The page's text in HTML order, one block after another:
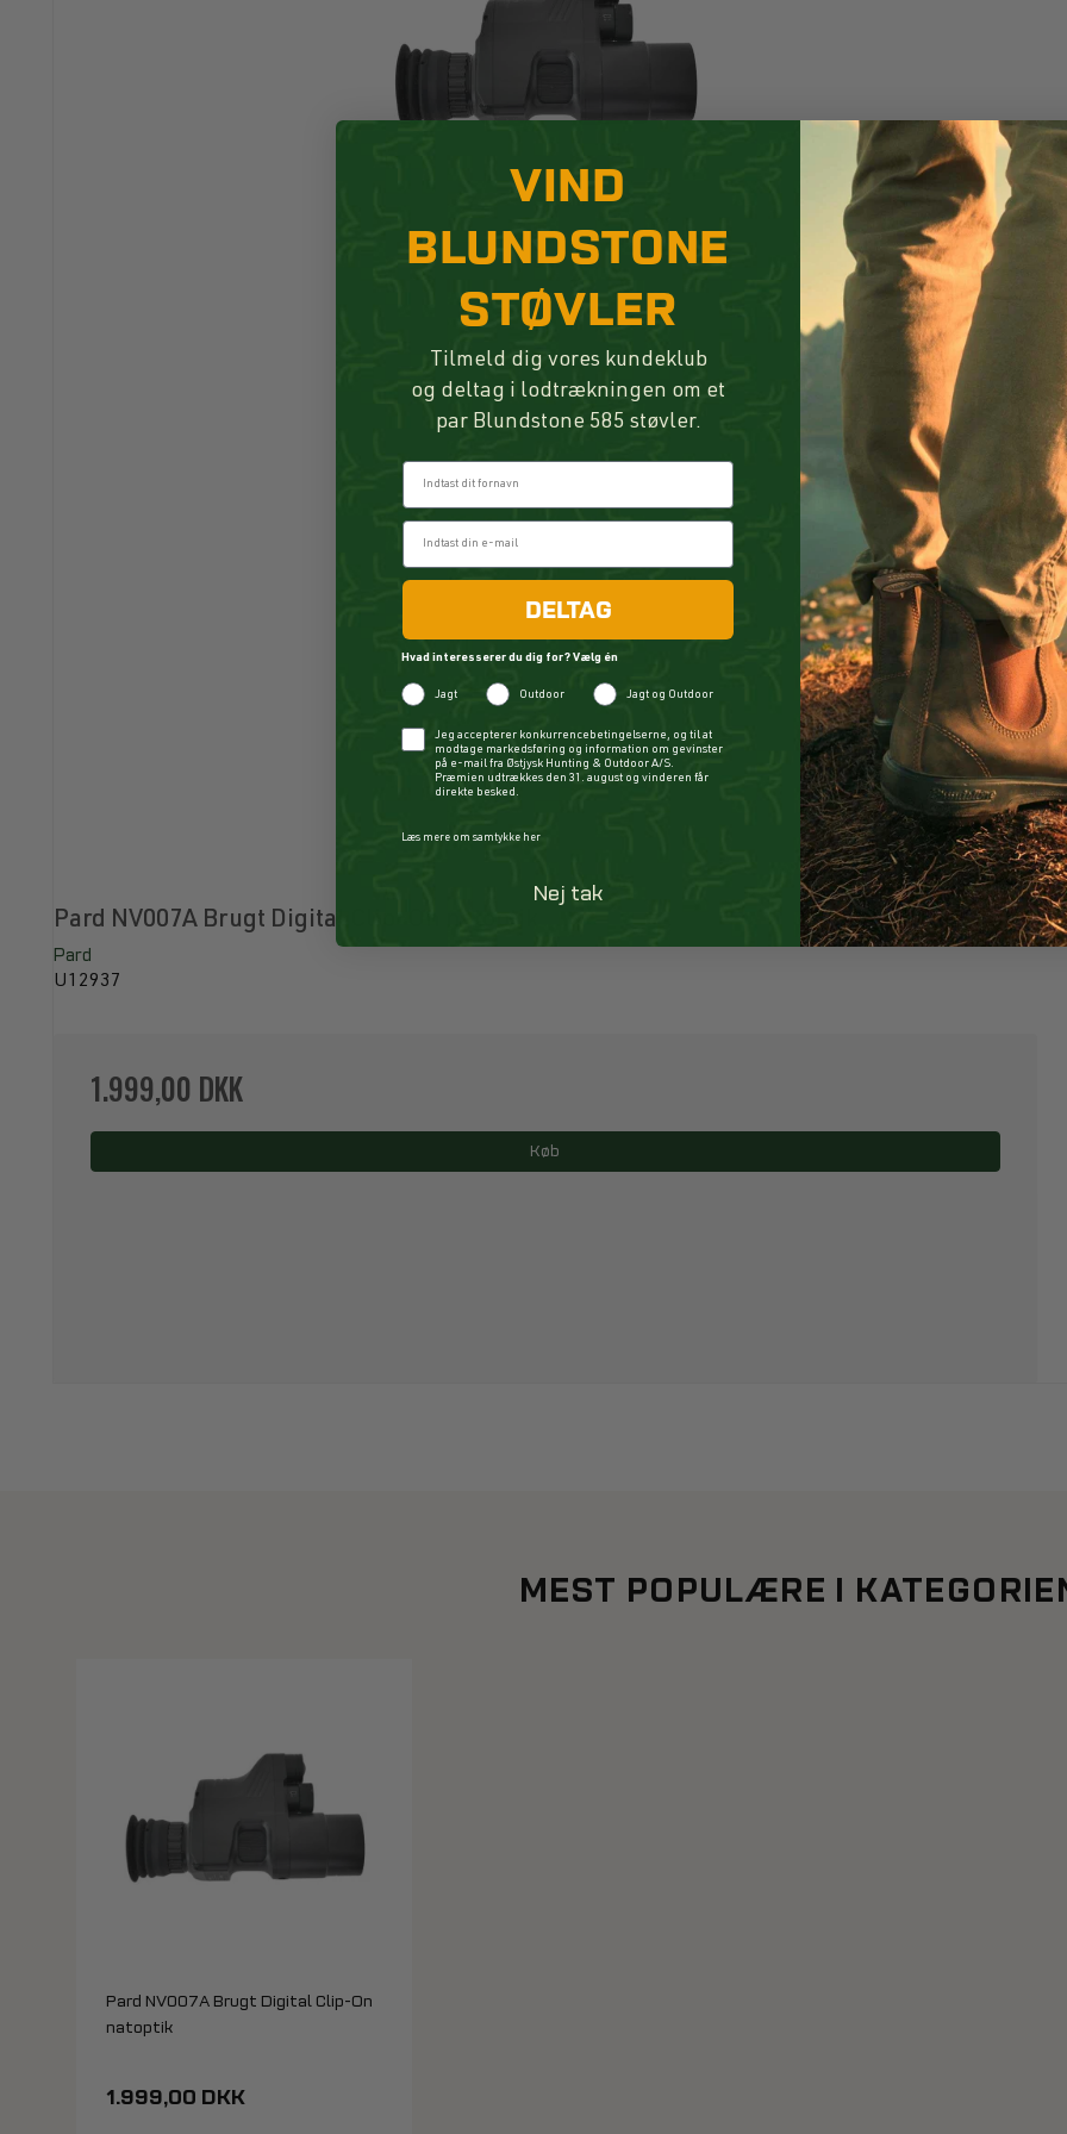
Pard NV007A Brugt Digital Clip-On natoptik
Pard
U12937
1.999,00 DKK
Køb
MEST POPULÆRE I
Pard NV007A Brugt Digital Clip-On
natoptik
1.999,00 DKK
VIND
BLUNDSTONE
STØVLER
Tilmeld dig vores kundeklub
og deltag i lodtrækningen om et
par Blundstone 585 støvler.
Fornavn
DELTAG
Hvad interesserer du dig for? Vælg én
Jagt Outdoor Jagt og Outdoor
CheckboxJeg accepterer konkurrencebetingelserne, og til at
modtage markedsføring og information om gevinster
på e-mail fra Østjysk Hunting & Outdoor A/S.
Præmien udtrækkes den 31. august og vinderen får
direkte besked.
Læs mere om samtykke her
Nej tak